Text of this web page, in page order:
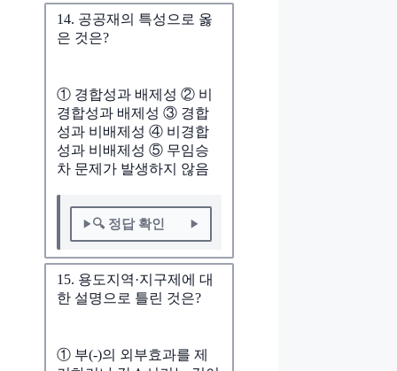
14. 공공재의 특성으로 옳
은 것은?
① 경합성과 배제성 ② 비
경합성과 배제성 ③ 경합
성과 비배제성 ④ 비경합
성과 비배제성 ⑤ 무임승
차 문제가 발생하지 않음
🔍 정답 확인
15. 용도지역·지구제에 대
한 설명으로 틀린 것은?
① 부(-)의 외부효과를 제